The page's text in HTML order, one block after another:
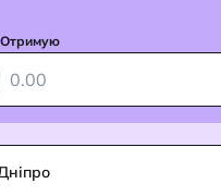
Отримую